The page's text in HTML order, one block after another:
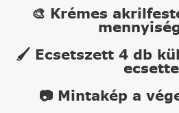
🎨 Krémes
🖌️ Ecsetszett 4 db
📷 Mintakép a